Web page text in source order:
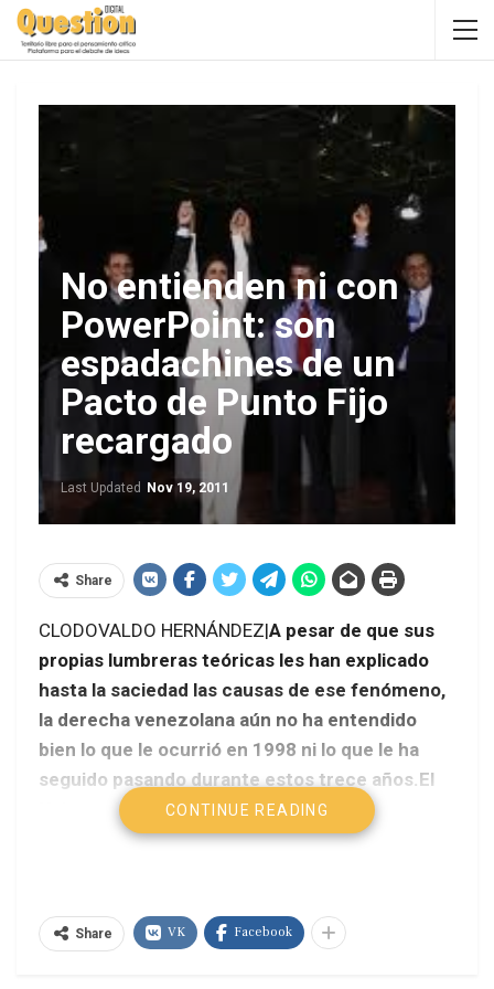
No entienden ni con
PowerPoint: son
espadachines de un
Pacto de Punto Fijo
recargado
Last Updated Nov 19, 2011
Share
CLODOVALDO HERNÁNDEZ|A pesar de que sus
propias lumbreras teóricas les han explicado
hasta la saciedad las causas de ese fenómeno,
la derecha venezolana aún no ha entendido
bien lo que le ocurrió en 1998 ni lo que le ha
seguido pasando durante estos trece años.El
CONTINUE READING
Share VK Facebook